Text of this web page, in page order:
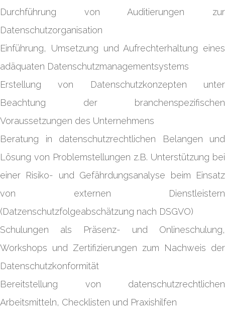
Durchführung von Auditierungen zur
Datenschutzorganisation
Einführung, Umsetzung und Aufrechterhaltung eines
adäquaten Datenschutzmanagementsystems
Erstellung von Datenschutzkonzepten unter
Beachtung der branchenspezifischen
Voraussetzungen des Unternehmens
Beratung in datenschutzrechtlichen Belangen und
Lösung von Problemstellungen z.B. Unterstützung bei
einer Risiko- und Gefährdungsanalyse beim Einsatz
von externen Dienstleistern
(Datzenschutzfolgeabschätzung nach DSGVO)
Schulungen als Präsenz- und Onlineschulung,
Workshops und Zertifizierungen zum Nachweis der
Datenschutzkonformität
Bereitstellung von datenschutzrechtlichen
Arbeitsmitteln, Checklisten und Praxishilfen